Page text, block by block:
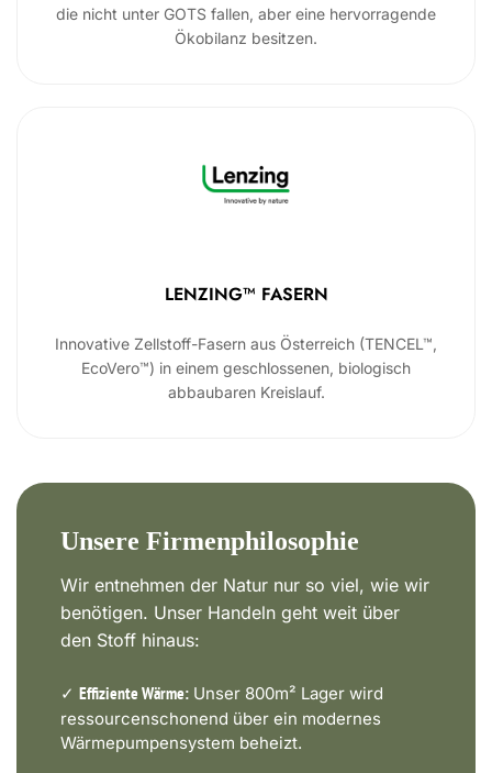
die nicht unter GOTS fallen, aber eine hervorragende
Ökobilanz besitzen.
LENZING™ FASERN
Innovative Zellstoff-Fasern aus Österreich (TENCEL™,
EcoVero™) in einem geschlossenen, biologisch
abbaubaren Kreislauf.
Unsere Firmenphilosophie
Wir entnehmen der Natur nur so viel, wie wir
benötigen. Unser Handeln geht weit über
den Stoff hinaus:
✓ Effiziente Wärme: Unser 800m² Lager wird
ressourcenschonend über ein modernes
Wärmepumpensystem beheizt.